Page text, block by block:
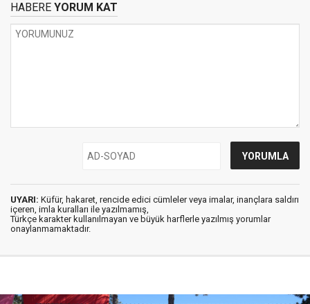
HABERE YORUM KAT
UYARI: Küfür, hakaret, rencide edici cümleler veya imalar, inançlara saldırı
içeren, imla kuralları ile yazılmamış,
Türkçe karakter kullanılmayan ve büyük harflerle yazılmış yorumlar
onaylanmamaktadır.